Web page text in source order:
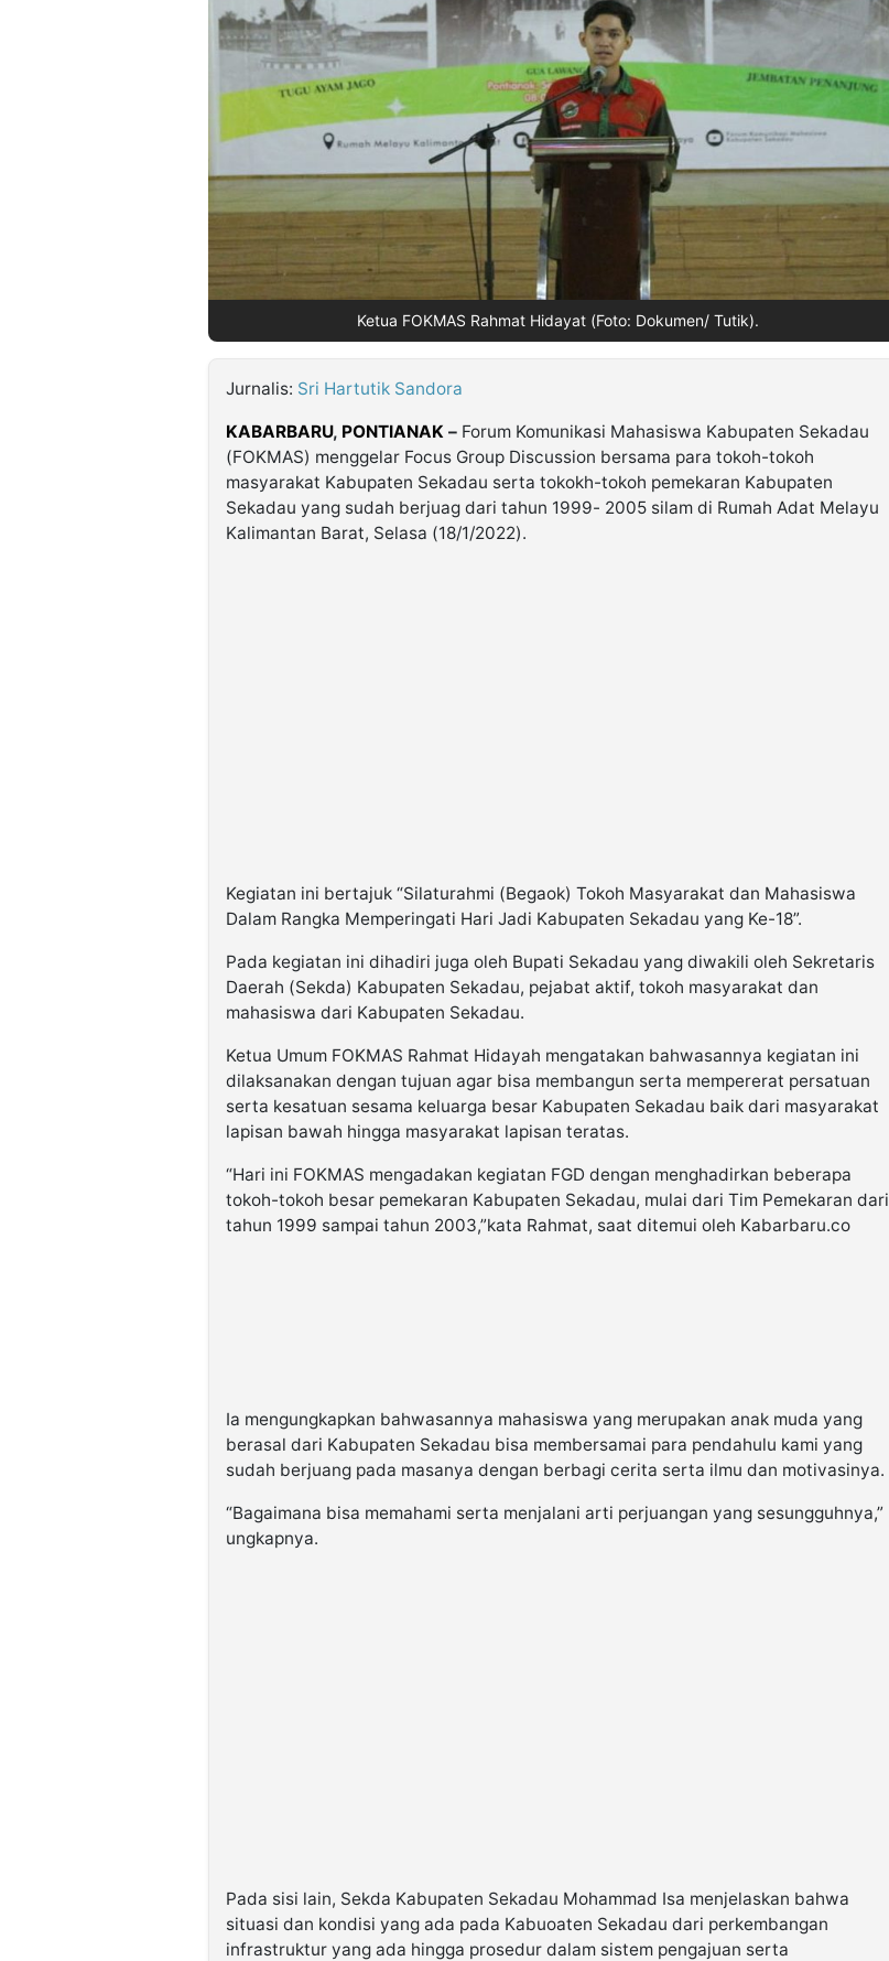
Ketua FOKMAS Rahmat Hidayat (Foto: Dokumen/ Tutik).
Jurnalis: Sri Hartutik Sandora
KABARBARU, PONTIANAK – Forum Komunikasi Mahasiswa Kabupaten Sekadau
(FOKMAS) menggelar Focus Group Discussion bersama para tokoh-tokoh
masyarakat Kabupaten Sekadau serta tokokh-tokoh pemekaran Kabupaten
Sekadau yang sudah berjuag dari tahun 1999- 2005 silam di Rumah Adat Melayu
Kalimantan Barat, Selasa (18/1/2022).
Kegiatan ini bertajuk “Silaturahmi (Begaok) Tokoh Masyarakat dan Mahasiswa
Dalam Rangka Memperingati Hari Jadi Kabupaten Sekadau yang Ke-18”.
Pada kegiatan ini dihadiri juga oleh Bupati Sekadau yang diwakili oleh Sekretaris
Daerah (Sekda) Kabupaten Sekadau, pejabat aktif, tokoh masyarakat dan
mahasiswa dari Kabupaten Sekadau.
Ketua Umum FOKMAS Rahmat Hidayah mengatakan bahwasannya kegiatan ini
dilaksanakan dengan tujuan agar bisa membangun serta mempererat persatuan
serta kesatuan sesama keluarga besar Kabupaten Sekadau baik dari masyarakat
lapisan bawah hingga masyarakat lapisan teratas.
“Hari ini FOKMAS mengadakan kegiatan FGD dengan menghadirkan beberapa
tokoh-tokoh besar pemekaran Kabupaten Sekadau, mulai dari Tim Pemekaran dari
tahun 1999 sampai tahun 2003,”kata Rahmat, saat ditemui oleh Kabarbaru.co
Ia mengungkapkan bahwasannya mahasiswa yang merupakan anak muda yang
berasal dari Kabupaten Sekadau bisa membersamai para pendahulu kami yang
sudah berjuang pada masanya dengan berbagi cerita serta ilmu dan motivasinya.
“Bagaimana bisa memahami serta menjalani arti perjuangan yang sesungguhnya,”
ungkapnya.
Pada sisi lain, Sekda Kabupaten Sekadau Mohammad Isa menjelaskan bahwa
situasi dan kondisi yang ada pada Kabuoaten Sekadau dari perkembangan
infrastruktur yang ada hingga prosedur dalam sistem pengajuan serta